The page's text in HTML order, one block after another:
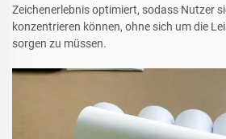
Zeichenerlebnis optimiert, sodass Nutzer
konzentrieren können, ohne sich um die
sorgen zu müssen.